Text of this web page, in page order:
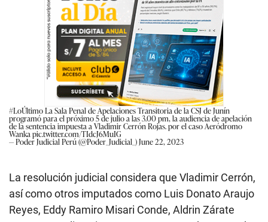
#LoÚltimoLa Sala Penal de Apelaciones Transitoria de la CSJ de Junín
programó para el próximo 5 de julio a las 3.00 pm, la audiencia de apelación
de la sentencia impuesta a Vladimir Cerrón Rojas. por el caso Aeródromo
Wanka pic.twitter.com/TIdcJ6MuIG
— Poder Judicial Perú (@Poder_Judicial_)June 22, 2023
La resolución judicial considera que Vladimir Cerrón,
así como otros imputados como Luis Donato Araujo
Reyes, Eddy Ramiro Misari Conde, Aldrin Zárate